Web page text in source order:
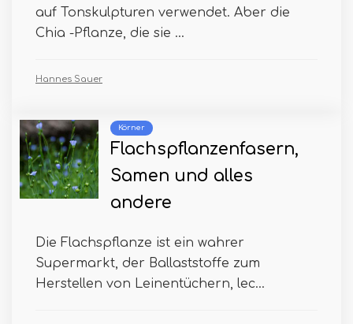
auf Tonskulpturen verwendet. Aber die
Chia -Pflanze, die sie ...
Hannes Sauer
Körner
Flachspflanzenfasern,
Samen und alles
andere
Die Flachspflanze ist ein wahrer
Supermarkt, der Ballaststoffe zum
Herstellen von Leinentüchern, lec...